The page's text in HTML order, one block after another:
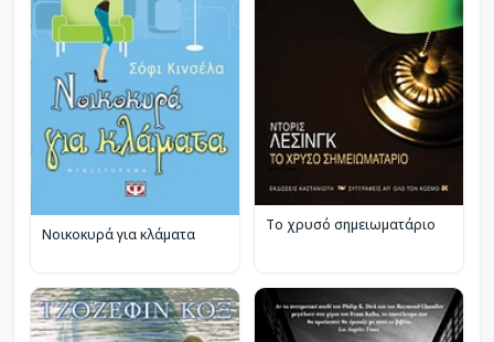
Νοικοκυρά για κλάματα
Το χρυσό σημειωματάριο